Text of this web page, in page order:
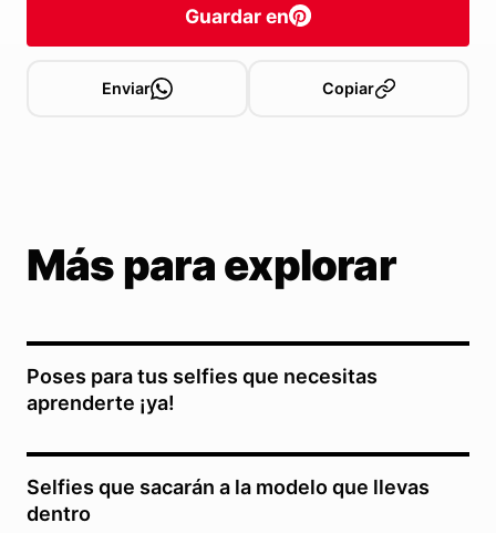
Guardar en
Enviar Copiar
Más para explorar
Poses para tus selfies que necesitas
aprenderte ¡ya!
Selfies que sacarán a la modelo que llevas
dentro